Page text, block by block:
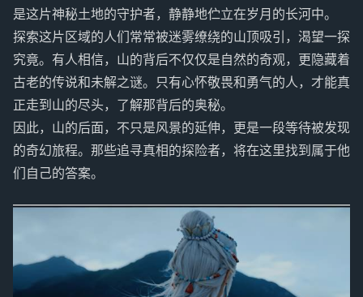
是这片神秘土地的守护者，静静地伫立在岁月的长河中。
探索这片区域的人们常常被迷雾缭绕的山顶吸引，渴望一探
究竟。有人相信，山的背后不仅仅是自然的奇观，更隐藏着
古老的传说和未解之谜。只有心怀敬畏和勇气的人，才能真
正走到山的尽头，了解那背后的奥秘。
因此，山的后面，不只是风景的延伸，更是一段等待被发现
的奇幻旅程。那些追寻真相的探险者，将在这里找到属于他
们自己的答案。